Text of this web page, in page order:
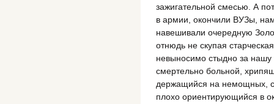
зажигательной смесью. А
в армии, окончили ВУЗы,
навешивали очередную
отнюдь не скупая
невыносимо стыдно за нашу
смертельно больной,
держащийся на немощных,
плохо ориентирующийся в